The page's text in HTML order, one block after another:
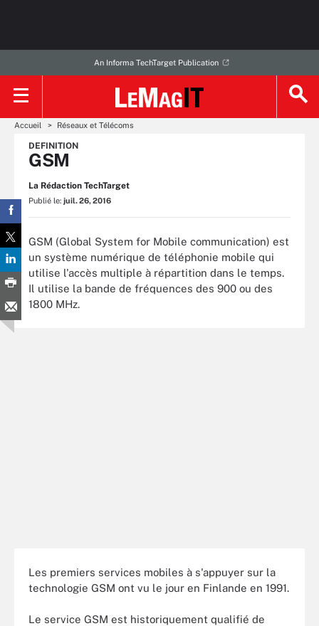
An Informa TechTarget Publication
Accueil Réseaux et Télécoms
DEFINITION
GSM
La Rédaction TechTarget
Publié le: juil. 26, 2016
GSM (Global System for Mobile communication) est
un système numérique de téléphonie mobile qui
utilise l'accès multiple à répartition dans le temps.
Il utilise la bande de fréquences des 900 ou des
1800 MHz.
Les premiers services mobiles à s'appuyer sur la
technologie GSM ont vu le jour en Finlande en 1991.
Le service GSM est historiquement qualifié de